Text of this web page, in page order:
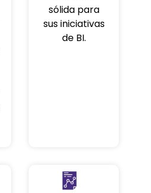
sólida para
sus iniciativas
de BI.